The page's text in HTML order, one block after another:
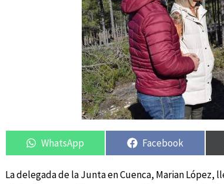
Compartir
en
WhatsApp
Compartir
en
Facebook
La delegada de la Junta en Cuenca, Marian López,
Compartir
en
Compartir
en